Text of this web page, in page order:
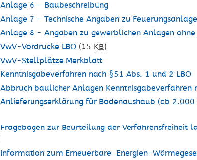
Anlage 6 - Baubeschreibung
Anlage 7 - Technische Angaben zu Feuerungsanlage
Anlage 8 - Angaben zu gewerblichen Anlagen ohne
VwV-Vordrucke LBO (15KB)
VwV-Stellplätze Merkblatt
Kenntnisgabeverfahren nach §51 Abs. 1 und 2 LBO
Abbruch baulicher Anlagen Kenntnisgabeverfahren
Anlieferungserklärung für Bodenaushaub (ab 2.000
Fragebogen zur Beurteilung der Verfahrensfreiheit
Information zum Erneuerbare-Energien-